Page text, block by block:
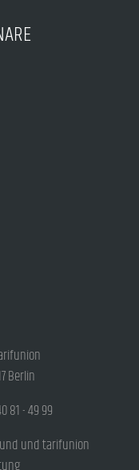
Berlin
81 - 49 99
und tarifunion